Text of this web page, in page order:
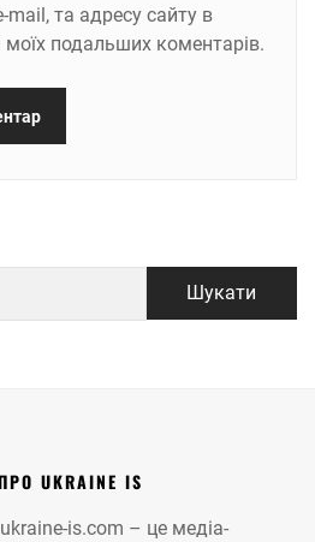
mail, та адресу сайту в
моїх подальших коментарів.
UKRAINE IS
is.com – це медіа-